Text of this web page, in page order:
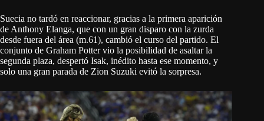
Suecia no tardó en reaccionar, gracias a la primera aparición
de Anthony Elanga, que con un gran disparo con la zurda
desde fuera del área (m.61), cambió el curso del partido. El
conjunto de Graham Potter vio la posibilidad de asaltar la
segunda plaza, despertó Isak, inédito hasta ese momento, y
solo una gran parada de Zion Suzuki evitó la sorpresa.